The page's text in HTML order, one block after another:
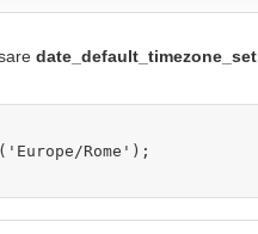
date_default_timezone_set
Rome');